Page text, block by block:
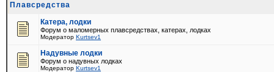
Плавсредства
Катера, лодки
Форум о маломерных плавсредствах, катерах, лодках
Модератор Kurtsev1
Надувные лодки
Форум о надувных лодках
Модератор Kurtsev1